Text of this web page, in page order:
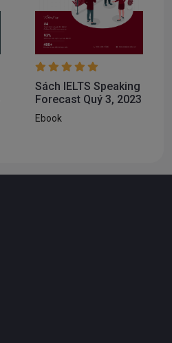
Sách IELTS Speaking
Forecast Quý 3, 2023
Ebook